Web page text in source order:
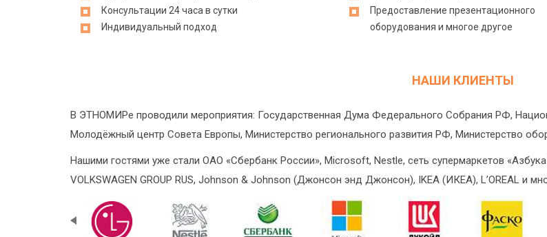
Консультации 24 часа в сутки
Индивидуальный подход
Предоставление презентационного
оборудования и многое другое
НАШИ КЛИЕНТЫ
В ЭТНОМИРе проводили мероприятия: Государственная Дума Федерального Собрания РФ,
Молодёжный центр Совета Европы, Министерство регионального развития РФ, Министерство
Нашими гостями уже стали ОАО «Сбербанк России», Microsoft, Nestle, сеть супермаркетов
VOLKSWAGEN GROUP RUS, Johnson & Johnson (Джонсон энд Джонсон), IKEA (ИКЕА), L’OREAL и